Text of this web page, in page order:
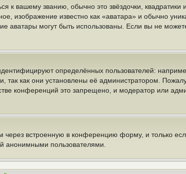
к вашему званию, обычно это звёздочки,
изображение известно как «аватара» и обычно
аватары могут быть использованы. Если вы не
определённых пользователей:
как они установлены её администратором.
конференций это запрещено, и модератор или
через встроенную в конференцию форму, и только
анонимными пользователями.